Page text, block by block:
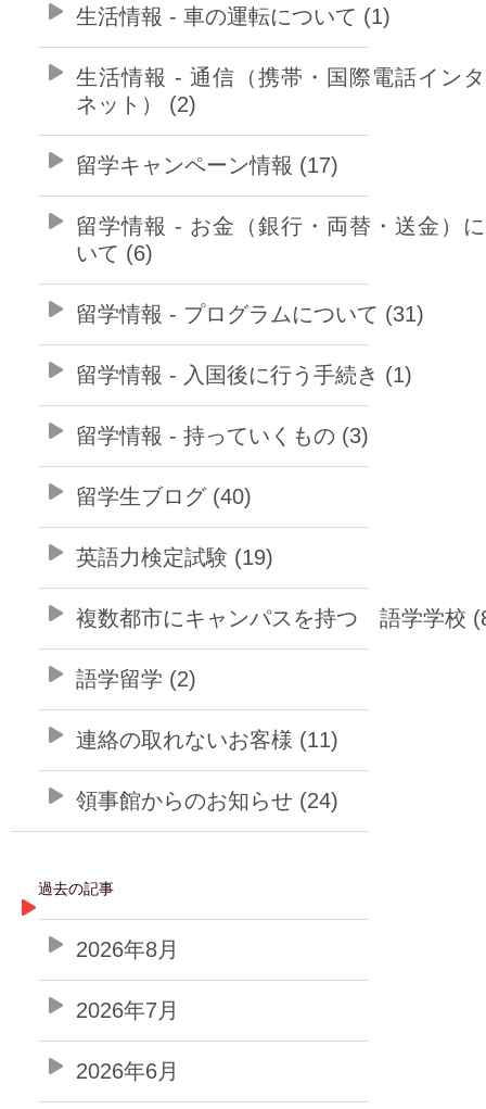
生活情報 - 車の運転について (1)
生活情報 - 通信（携帯・国際電話イン
ネット） (2)
留学キャンペーン情報 (17)
留学情報 - お金（銀行・両替・送金）
いて (6)
留学情報 - プログラムについて (31)
留学情報 - 入国後に行う手続き (1)
留学情報 - 持っていくもの (3)
留学生ブログ (40)
英語力検定試験 (19)
複数都市にキャンパスを持つ 語学学校
語学留学 (2)
連絡の取れないお客様 (11)
領事館からのお知らせ (24)
過去の記事
2026年8月
2026年7月
2026年6月